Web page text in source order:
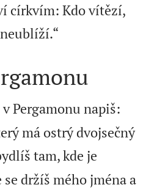
církvím: Kdo vítězí,
Pergamonu napiš:
má ostrý dvojsečný
tam, kde je
držíš mého jména a